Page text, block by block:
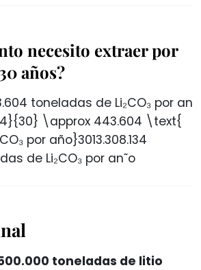
necesito extraer por
años?
toneladas de Li₂CO₃ por an
\approx 443.604 \text{
por año}3013.308.134​
de Li₂CO₃ por an˜o
toneladas de litio